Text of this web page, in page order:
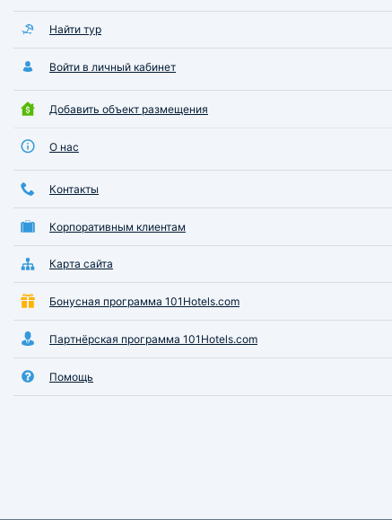
Найти тур
Войти в личный кабинет
Добавить объект размещения
О нас
Контакты
Корпоративным клиентам
Карта сайта
Бонусная программа 101Hotels.com
Партнёрская программа 101Hotels.com
Помощь